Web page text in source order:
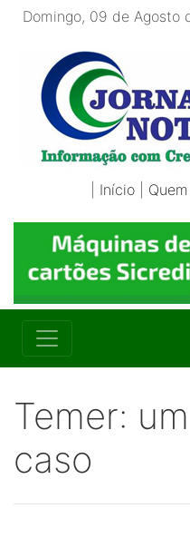
Domingo, 09 de Agosto
Início
Temer:
caso